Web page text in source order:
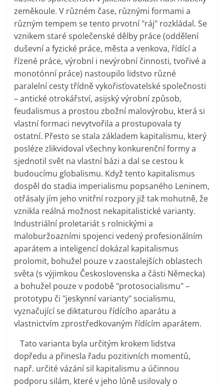
zeměkoule. V různém čase, různými formami a
různým tempem se tento prvotní "ráj" rozkládal. Se
vznikem staré společenské dělby práce (oddělení
duševní a fyzické práce, města a venkova, řídící a
řízené práce, výrobní i nevýrobní činnosti, tvořivé a
monotónní práce) nastoupilo lidstvo různé
paralelní cesty třídně vykořisťovatelské společnosti
– antické otrokářství, asijský výrobní způsob,
feudalismus a prostou zbožní malovýrobu, která si
vlastní formaci nevytvořila a prostupovala ty
ostatní. Přesto se stala základem kapitalismu, který
posléze zlikvidoval všechny konkurenční formy a
sjednotil svět na vlastní bázi a dal se cestou k
budoucímu globalismu. Když tento kapitalismus
dospěl do stadia imperialismu popsaného Leninem,
otřásaly jím jeho vnitřní rozpory již tak mohutně, že
vznikla reálná možnost nekapitalistické varianty.
Industriální proletariát s rolnickými a
maloburžoazními spojenci vedený profesionálním
aparátem a inteligencí dokázal kapitalismus
prolomit, bohužel pouze v zaostalejších oblastech
světa (s výjimkou Československa a části Německa)
a bohužel pouze v podobě "protosocialismu" –
prototypu či "jeskynní varianty" socialismu,
vyznačující se diktaturou řídícího aparátu a
vlastnictvím zprostředkovaným řídícím aparátem.
Tato varianta byla určitým krokem lidstva
dopředu a přinesla řadu pozitivních momentů,
např. určité vázání sil kapitalismu a účinnou
podporu silám, které v jeho lůně usilovaly o